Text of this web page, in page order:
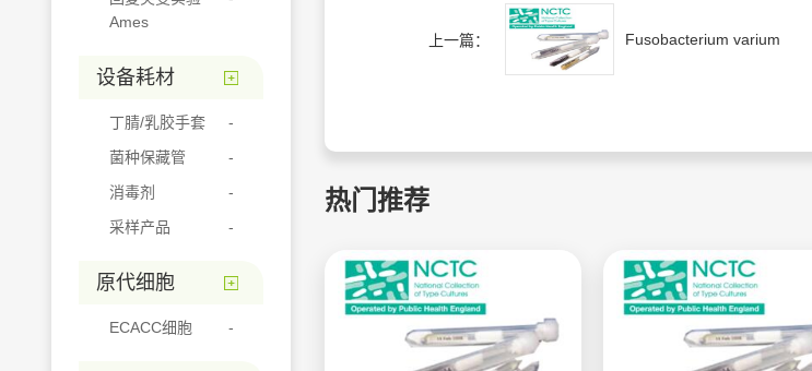
Ames
设备耗材
丁腈/乳胶手套
菌种保藏管
消毒剂
采样产品
原代细胞
ECACC细胞
上一篇： Fusobacterium varium
热门推荐